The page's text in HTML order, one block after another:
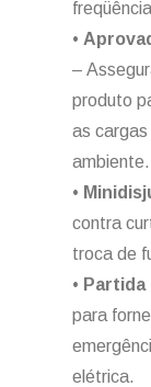
•
–
produto
as
ambiente.
•
contra
troca de
• Partida
para
elétrica.